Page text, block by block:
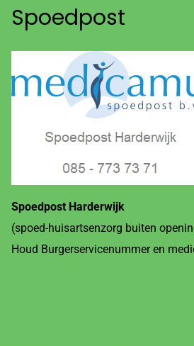
Spoedpost
Spoedpost Harderwijk
(spoed-huisartsenzorg buiten
Houd Burgerservicenummer en